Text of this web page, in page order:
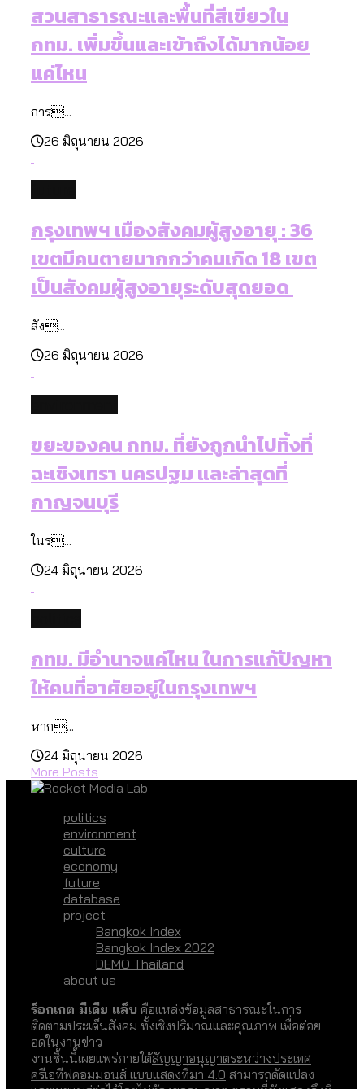
สวนสาธารณะและพื้นที่สีเขียวใน
กทม. เพิ่มขึ้นและเข้าถึงได้มากน้อย
แค่ไหน
การ...
26 มิถุนายน 2026
กรุงเทพฯ เมืองสังคมผู้สูงอายุ : 36
เขตมีคนตายมากกว่าคนเกิด 18 เขต
เป็นสังคมผู้สูงอายุระดับสุดยอด
สัง...
26 มิถุนายน 2026
ขยะของคน กทม. ที่ยังถูกนำไปทิ้งที่
ฉะเชิงเทรา นครปฐม และล่าสุดที่
กาญจนบุรี
ในร...
24 มิถุนายน 2026
กทม. มีอำนาจแค่ไหน ในการแก้ปัญหา
ให้คนที่อาศัยอยู่ในกรุงเทพฯ
หาก...
24 มิถุนายน 2026
More Posts
politics
environment
culture
economy
future
database
project
Bangkok Index
Bangkok Index 2022
DEMO Thailand
about us
ร็อกเกต มีเดีย แล็บ คือแหล่งข้อมูลสาธารณะในการ
ติดตามประเด็นสังคม ทั้งเชิงปริมาณและคุณภาพ เพื่อต่อย
อดในงานข่าว
งานชิ้นนี้เผยแพร่ภายใต้สัญญาอนุญาตระหว่างประเทศ
ครีเอทีฟคอมมอนส์ แบบแสดงที่มา 4.0 สามารถดัดแปลง